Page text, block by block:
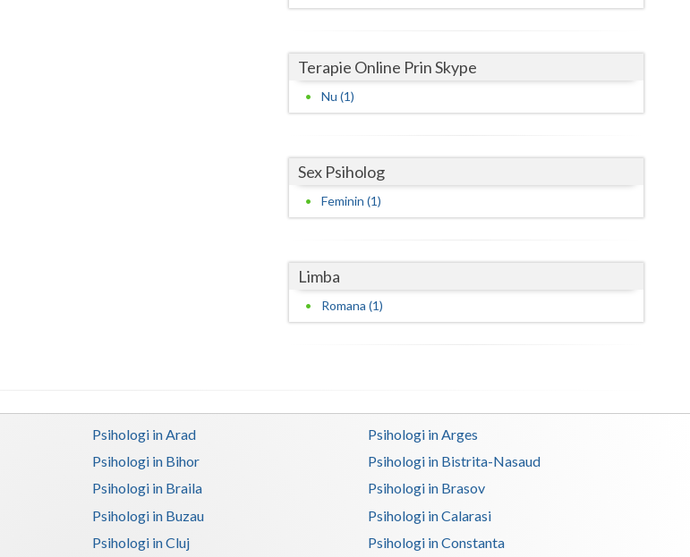
Mures
Olt
Prahova
Satu-Mare
Suceava
Teleorman
Vaslui
Vrancea
Terapie Online Prin Skype
Nu (1)
Sex Psiholog
Feminin (1)
Limba
Romana (1)
Psihologi in Arad
Psihologi in Arges
Psihologi in Bihor
Psihologi in Bistrita-Nasaud
Psihologi in Braila
Psihologi in Brasov
Psihologi in Buzau
Psihologi in Calarasi
Psihologi in Cluj Psihologi in Constanta